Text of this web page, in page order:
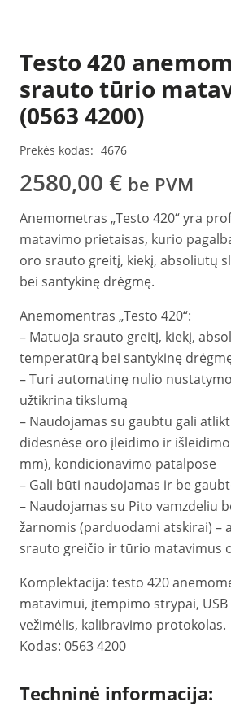
Testo 420
srauto tūrio
(0563 4200)
Prekės kodas: 4676
2580,00 € be PVM
Anemometras „Testo 420“ yra
matavimo prietaisas, kurio
oro srauto greitį, kiekį, absoliutų
bei santykinę drėgmę.
Anemomentras „Testo 420“:
– Matuoja srauto greitį, kiekį,
temperatūrą bei santykinę
– Turi automatinę nulio
užtikrina tikslumą
– Naudojamas su gaubtu gali
didesnėse oro įleidimo ir išleidimo
mm), kondicionavimo patalpose
– Gali būti naudojamas ir be
– Naudojamas su Pito vamzdeliu
žarnomis (parduodami atskirai) –
srauto greičio ir tūrio matavimus
Komplektacija: testo 420
matavimui, įtempimo strypai,
vežimėlis, kalibravimo protokolas.
Kodas: 0563 4200
Techninė informacija: